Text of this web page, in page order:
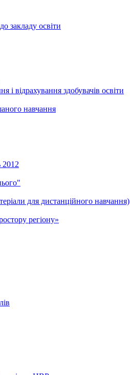
закладу освіти
і відрахування здобувачів освіти
навчання
2012
для дистанційного навчання)
регіону»